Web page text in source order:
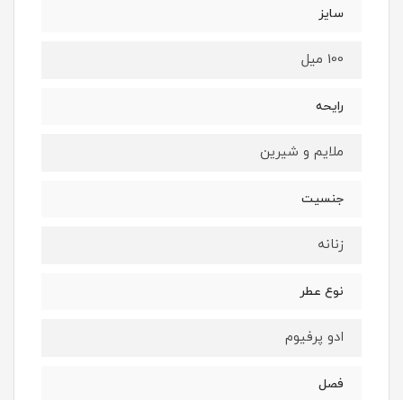
سایز
100 میل
رایحه
ملایم و شیرین
جنسیت
زنانه
نوع عطر
ادو پرفیوم
فصل